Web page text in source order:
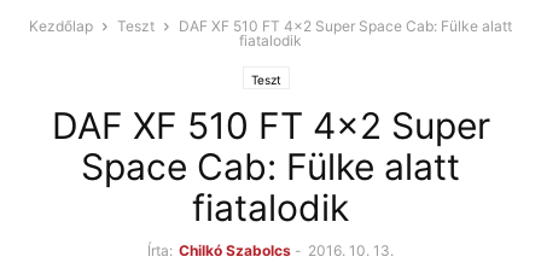
Kezdőlap Teszt
DAF XF 510 FT 4x2 Super Space Cab: Fülke alatt
fiatalodik
Teszt
DAF XF 510 FT 4x2 Super
Space Cab: Fülke alatt
fiatalodik
Írta: Chilkó Szabolcs - 2016. 10. 13.